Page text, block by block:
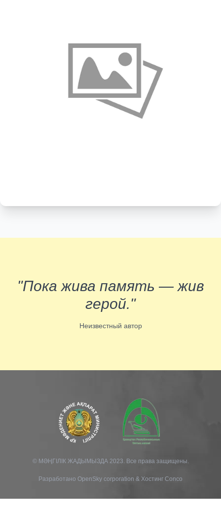
"Пока жива память — жив
герой."
Неизвестный автор
© МӘҢГІЛІК ЖАДЫМЫЗДА 2023. Все права защищены.
Разработано OpenSky corporation & Хостинг Conco